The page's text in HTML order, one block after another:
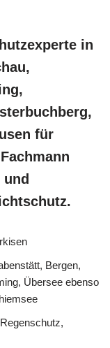
in
für
Bergen,
Übersee ebenso